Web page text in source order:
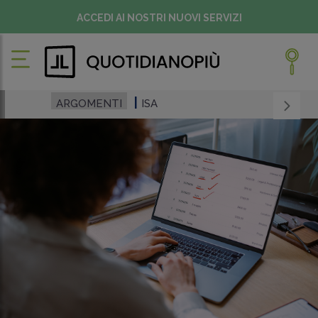
ACCEDI AI NOSTRI NUOVI SERVIZI
ARGOMENTI ISA